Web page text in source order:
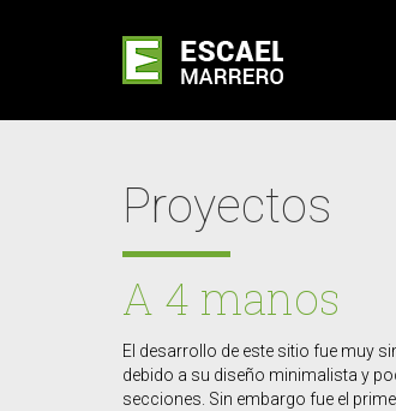
Proyectos
A 4 manos
El desarrollo de este sitio fue muy
debido a su diseño minimalista y
secciones. Sin embargo fue el